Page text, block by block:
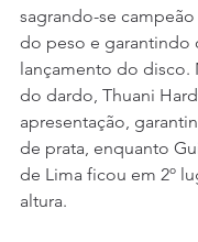
sagrando-se
do peso e garantindo
lançamento do disco.
do dardo, Thuani
apresentação,
de prata, enquanto
de Lima ficou em 2º
altura.